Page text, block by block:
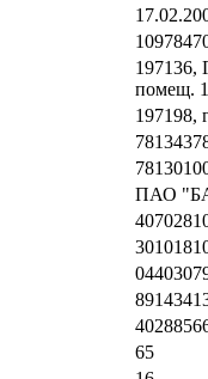
197136,
помещ.
197198,
ПАО
65